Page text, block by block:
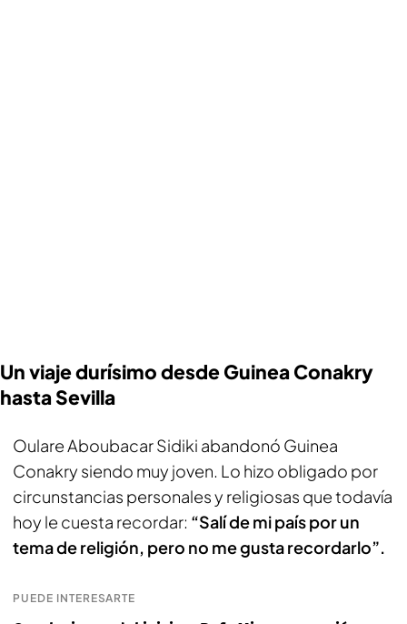
Un viaje durísimo desde Guinea Conakry
hasta Sevilla
Oulare Aboubacar Sidiki abandonó Guinea
Conakry siendo muy joven. Lo hizo obligado por
circunstancias personales y religiosas que todavía
hoy le cuesta recordar: “Salí de mi país por un
tema de religión, pero no me gusta recordarlo”.
PUEDE INTERESARTE